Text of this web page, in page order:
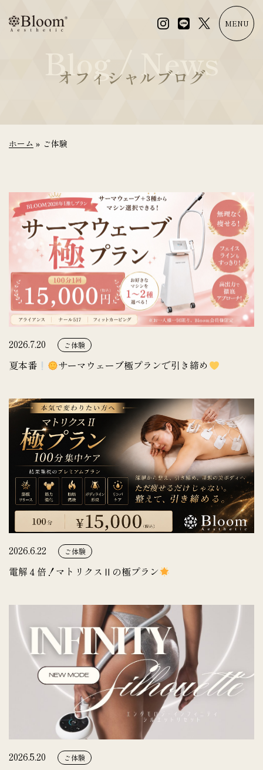
MENU
Blog / News
オフィシャルブログ
ホーム » ご体験
2026.7.20 ご体験
夏本番 サーマウェーブ極プランで引き締め
2026.6.22 ご体験
電解４倍！マトリクスⅡの極プラン
2026.5.20 ご体験